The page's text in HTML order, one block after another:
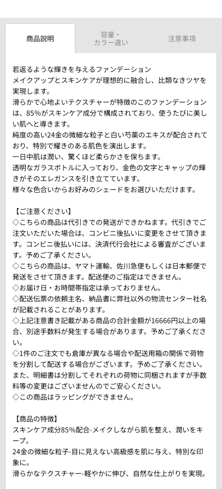
商品説明
容量・
カラー違い
注意事項
若返るような輝きを与えるファンデーション
メイクアップとスキンケアが理想的に融合し、比類なきツヤを
実現します。
滑らかで心地よいテクスチャーが特徴のこのファンデーション
は、85％がスキンケア成分で構成されており、使うたびに美し
い肌へと導きます。
純度の高い24金の微細な粒子と白い芍薬のエキスが配合されて
おり、特別で耀きのある肌色を演出します。
一日中肌は潤い、驚くほど柔らかさを保ちます。
透明なガラスボトルに入っており、金色の文字とキャップの輝
きがそのエレガンスを引き立てています。
様々な色合いからお好みのシェードをお選びいただけます。
【ご注意ください】
◇こちらの商品は代引きでの発送ができかねます。代引きでご
注文いただいた場合は、コンビニ後払いに変更をさせて頂きま
す。コンビニ後払いには、決済代行会社による審査がございま
す。予めご了承ください。
◇こちらの商品は、ヤマト運輸、佐川急便もしくは日本郵便で
発送をさせて頂きます。配送便のご指定はできません。
◇お届け日・お時間帯指定は承っておりません。
◇配送伝票の依頼主名、納品書に弊社以外の物流センター社名
が記載されることがあります。
◇上記注意書き記載がある商品の合計金額が16666円以上の場
合、別途手数料が発生する場合があります。予めご了承くださ
い。
◇1件のご注文でも倉庫が異なる場合や配送用箱の関係で荷物
を分割して配送する場合がございます。予めご了承ください。
また、明細書は分割してそれぞれの荷物に同梱されますが手数
料等の変更はございませんのでご安心ください。
◇この商品はラッピングができません。
【商品の特徴】
スキンケア成分85％配合-メイクしながら肌を整え、潤いをキ
ープ。
24金の微細な粒子-目に見えない高級感を肌に与え、特別な印
象に。
滑らかなテクスチャー-軽やかに伸び、自然な仕上がりを実現。